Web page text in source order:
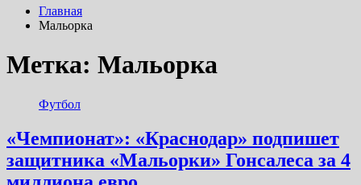
Главная
Мальорка
Метка: Мальорка
Футбол
«Чемпионат»: «Краснодар» подпишет
защитника «Мальорки» Гонсалеса за 4